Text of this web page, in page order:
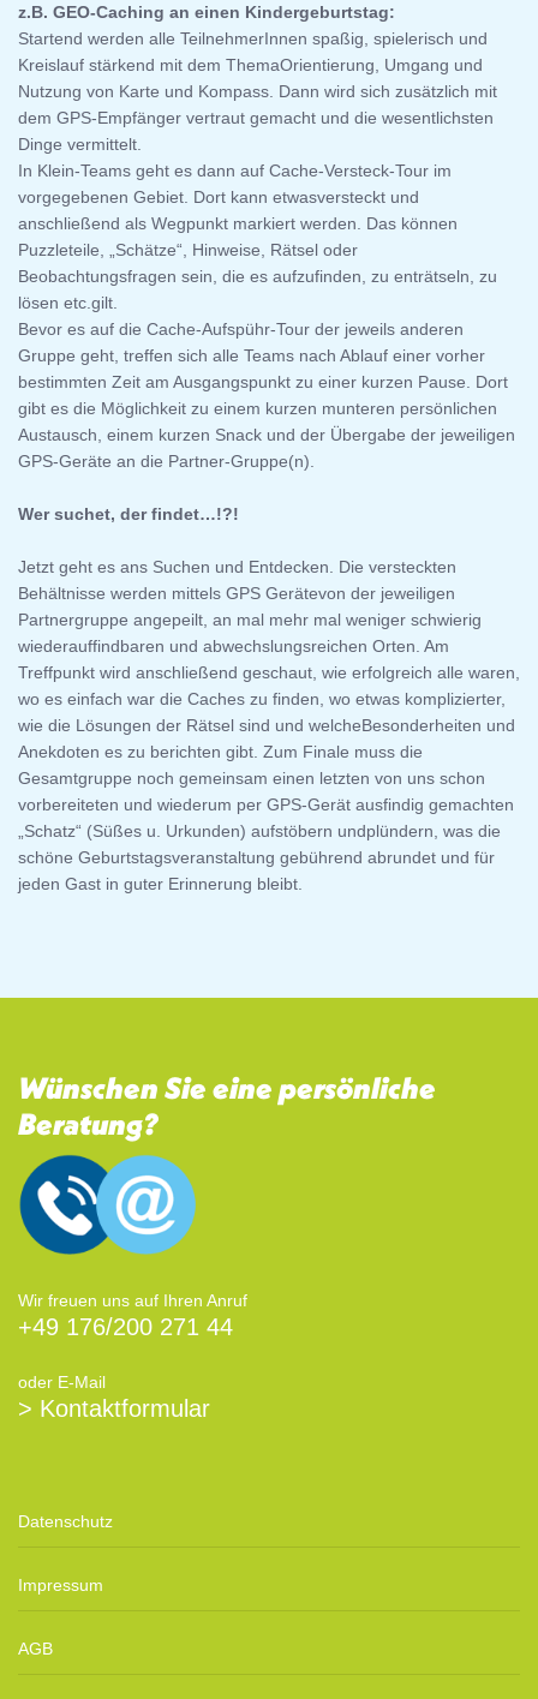
z.B. GEO-Caching an einen Kindergeburtstag:
Startend werden alle TeilnehmerInnen spaßig, spielerisch und
Kreislauf stärkend mit dem ThemaOrientierung, Umgang und
Nutzung von Karte und Kompass. Dann wird sich zusätzlich mit
dem GPS-Empfänger vertraut gemacht und die wesentlichsten
Dinge vermittelt.
In Klein-Teams geht es dann auf Cache-Versteck-Tour im
vorgegebenen Gebiet. Dort kann etwasversteckt und
anschließend als Wegpunkt markiert werden. Das können
Puzzleteile, „Schätze“, Hinweise, Rätsel oder
Beobachtungsfragen sein, die es aufzufinden, zu enträtseln, zu
lösen etc.gilt.
Bevor es auf die Cache-Aufspühr-Tour der jeweils anderen
Gruppe geht, treffen sich alle Teams nach Ablauf einer vorher
bestimmten Zeit am Ausgangspunkt zu einer kurzen Pause. Dort
gibt es die Möglichkeit zu einem kurzen munteren persönlichen
Austausch, einem kurzen Snack und der Übergabe der jeweiligen
GPS-Geräte an die Partner-Gruppe(n).
Wer suchet, der findet…!?!
Jetzt geht es ans Suchen und Entdecken. Die versteckten
Behältnisse werden mittels GPS Gerätevon der jeweiligen
Partnergruppe angepeilt, an mal mehr mal weniger schwierig
wiederauffindbaren und abwechslungsreichen Orten. Am
Treffpunkt wird anschließend geschaut, wie erfolgreich alle waren,
wo es einfach war die Caches zu finden, wo etwas komplizierter,
wie die Lösungen der Rätsel sind und welcheBesonderheiten und
Anekdoten es zu berichten gibt. Zum Finale muss die
Gesamtgruppe noch gemeinsam einen letzten von uns schon
vorbereiteten und wiederum per GPS-Gerät ausfindig gemachten
„Schatz“ (Süßes u. Urkunden) aufstöbern undplündern, was die
schöne Geburtstagsveranstaltung gebührend abrundet und für
jeden Gast in guter Erinnerung bleibt.
Wünschen Sie eine persönliche
Beratung?
Wir freuen uns auf Ihren Anruf
+49 176/200 271 44
oder E-Mail
> Kontaktformular
Datenschutz
Impressum
AGB